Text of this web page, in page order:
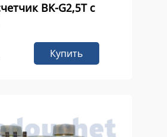
ВK-G2,5Т с
Купить